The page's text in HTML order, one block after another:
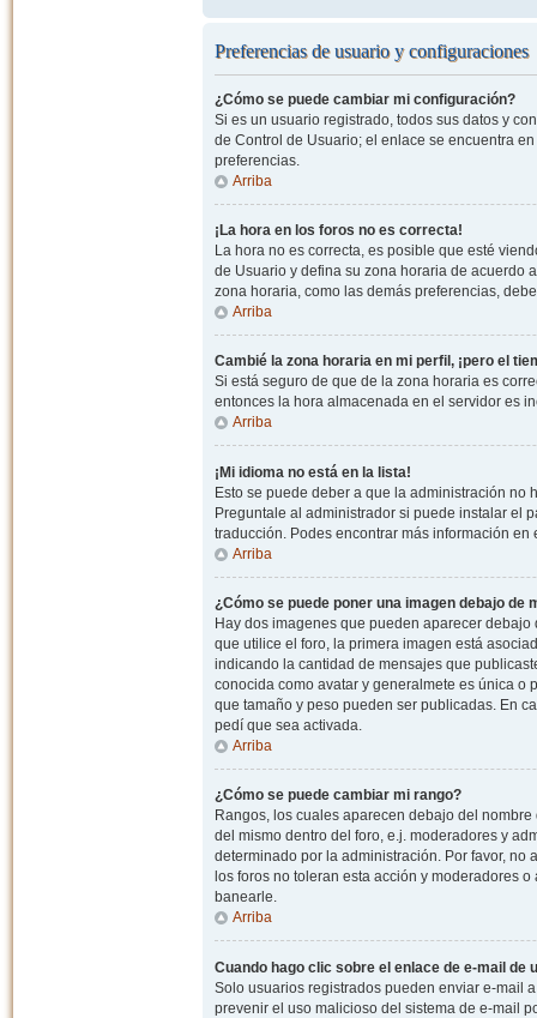
Preferencias de usuario y configuraciones
¿Cómo se puede cambiar mi configuración?
Si es un usuario registrado, todos sus datos y
de Control de Usuario; el enlace se encuentra
preferencias.
Arriba
¡La hora en los foros no es correcta!
La hora no es correcta, es posible que esté
de Usuario y defina su zona horaria de acuerdo
zona horaria, como las demás preferencias,
Arriba
Cambié la zona horaria en mi perfil, ¡pero el
Si está seguro de que de la zona horaria es
entonces la hora almacenada en el servidor es
Arriba
¡Mi idioma no está en la lista!
Esto se puede deber a que la administración no
Preguntale al administrador si puede instalar el
traducción. Podes encontrar más información
Arriba
¿Cómo se puede poner una imagen debajo de
Hay dos imagenes que pueden aparecer
que utilice el foro, la primera imagen está
indicando la cantidad de mensajes que
conocida como avatar y generalmete es única o
que tamaño y peso pueden ser publicadas. En
pedí que sea activada.
Arriba
¿Cómo se puede cambiar mi rango?
Rangos, los cuales aparecen debajo del
del mismo dentro del foro, e.j. moderadores y
determinado por la administración. Por favor,
los foros no toleran esta acción y moderadores
banearle.
Arriba
Cuando hago clic sobre el enlace de e-mail de
Solo usuarios registrados pueden enviar e-mail
prevenir el uso malicioso del sistema de e-mail